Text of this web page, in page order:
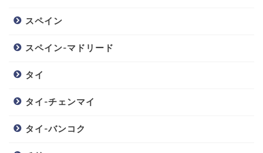
スペイン
スペイン-マドリード
タイ
タイ-チェンマイ
タイ-バンコク